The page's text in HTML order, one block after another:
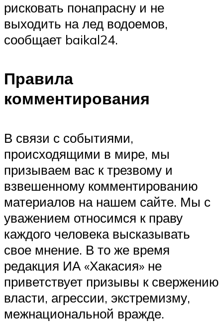
рисковать понапрасну и не
выходить на лед водоемов,
сообщает baikal24.
Правила
комментирования
В связи с событиями,
происходящими в мире, мы
призываем вас к трезвому и
взвешенному комментированию
материалов на нашем сайте. Мы с
уважением относимся к праву
каждого человека высказывать
свое мнение. В то же время
редакция ИА «Хакасия» не
приветствует призывы к свержению
власти, агрессии, экстремизму,
межнациональной вражде.